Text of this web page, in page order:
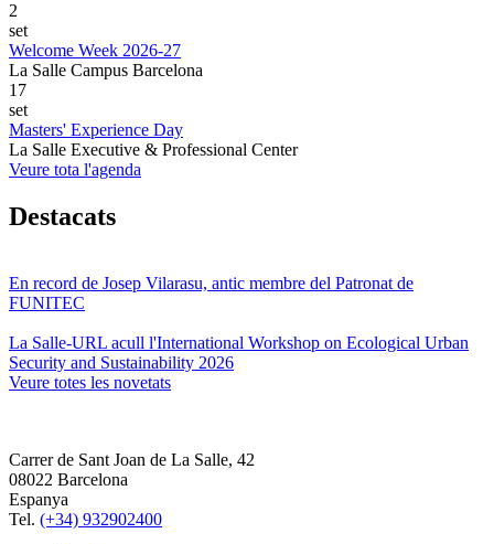
2
set
Welcome Week 2026-27
La Salle Campus Barcelona
17
set
Masters' Experience Day
La Salle Executive & Professional Center
Veure tota l'agenda
Destacats
En record de Josep Vilarasu, antic membre del Patronat de
FUNITEC
La Salle-URL acull l'International Workshop on Ecological Urban
Security and Sustainability 2026
Veure totes les novetats
Carrer de Sant Joan de La Salle, 42
08022 Barcelona
Espanya
Tel. (+34) 932902400